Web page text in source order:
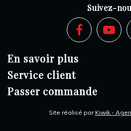
Suivez-
En savoir plus
Service client
Passer commande
Site réalisé par Kiwik -